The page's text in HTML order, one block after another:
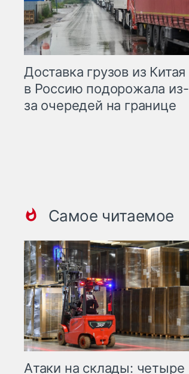
Доставка грузов из Китая
в Россию подорожала из-
за очередей на границе
Самое читаемое
Атаки на склады: четыре